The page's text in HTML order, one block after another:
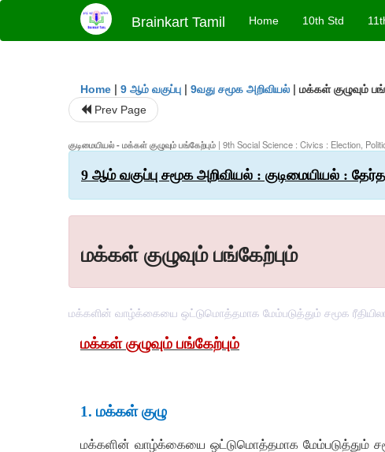
Brainkart Tamil Home 10th Std
Home | 9 ஆம் வகுப்பு | 9வது சமூக அறிவியல் | மக்கள் குழுவும்
Prev Page
குடிமையியல் - மக்கள் குழுவும் பங்கேற்பும் | 9th Social Science : Civics : Election,
9 ஆம் வகுப்பு சமூக அறிவியல் : குடிமையியல் :
மக்கள் குழுவும் பங்கேற்பும்
மக்களின் வாழ்க்கையை ஒட்டுமொத்தமாக மேம்படுத்தும் சமூக
மக்கள் குழுவும் பங்கேற்பும்
1. மக்கள் குழு
மக்களின் வாழ்க்கையை ஒட்டுமொத்தமாக மேம்படுத்தும்